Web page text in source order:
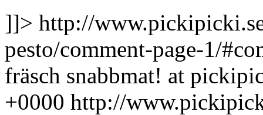
]]> http://
pesto/comment-page-1/
fräsch snabbmat! at
+0000 http://